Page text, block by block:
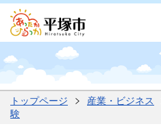
トップページ 産業・ビジネス
験